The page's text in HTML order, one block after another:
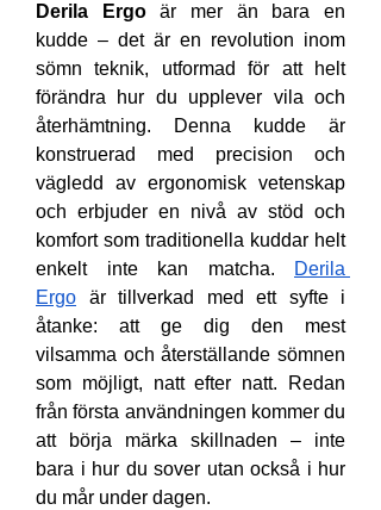
Derila Ergo är mer än bara en
kudde – det är en revolution inom
sömn teknik, utformad för att helt
förändra hur du upplever vila och
återhämtning. Denna kudde är
konstruerad med precision och
vägledd av ergonomisk vetenskap
och erbjuder en nivå av stöd och
komfort som traditionella kuddar helt
enkelt inte kan matcha.
Derila
Ergo är tillverkad med ett syfte i
åtanke: att ge dig den mest
vilsamma och återställande sömnen
som möjligt, natt efter natt. Redan
från första användningen kommer du
att börja märka skillnaden – inte
bara i hur du sover utan också i hur
du mår under dagen.